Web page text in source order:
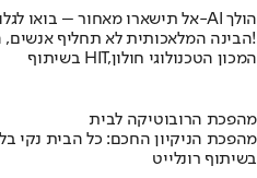
אל תישארו מאחור – בואו לגלות לאן ה-AI הולך
הבינה המלאכותית לא תחליף אנשים, היא תחליף את מי שלא משתמש בה!
בשיתוף HIT,המכון הטכנולוגי חולון
מהפכת הרובוטיקה לבית
מהפכת הניקיון החכם: כל הבית נקי
בשיתוף רונלייט